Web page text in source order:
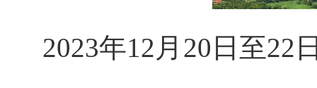
2023年12月20日至22